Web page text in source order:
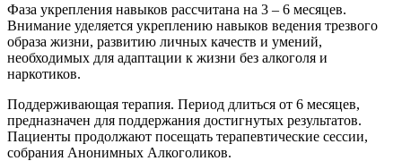
Фаза укрепления навыков рассчитана на 3 – 6 месяцев.
Внимание уделяется укреплению навыков ведения трезвого
образа жизни, развитию личных качеств и умений,
необходимых для адаптации к жизни без алкоголя и
наркотиков.
Поддерживающая терапия. Период длиться от 6 месяцев,
предназначен для поддержания достигнутых результатов.
Пациенты продолжают посещать терапевтические сессии,
собрания Анонимных Алкоголиков.